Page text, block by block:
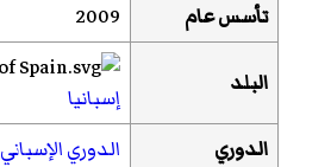
تأسس عام
2009
البلد
إسبانيا
الدوري
الدوري